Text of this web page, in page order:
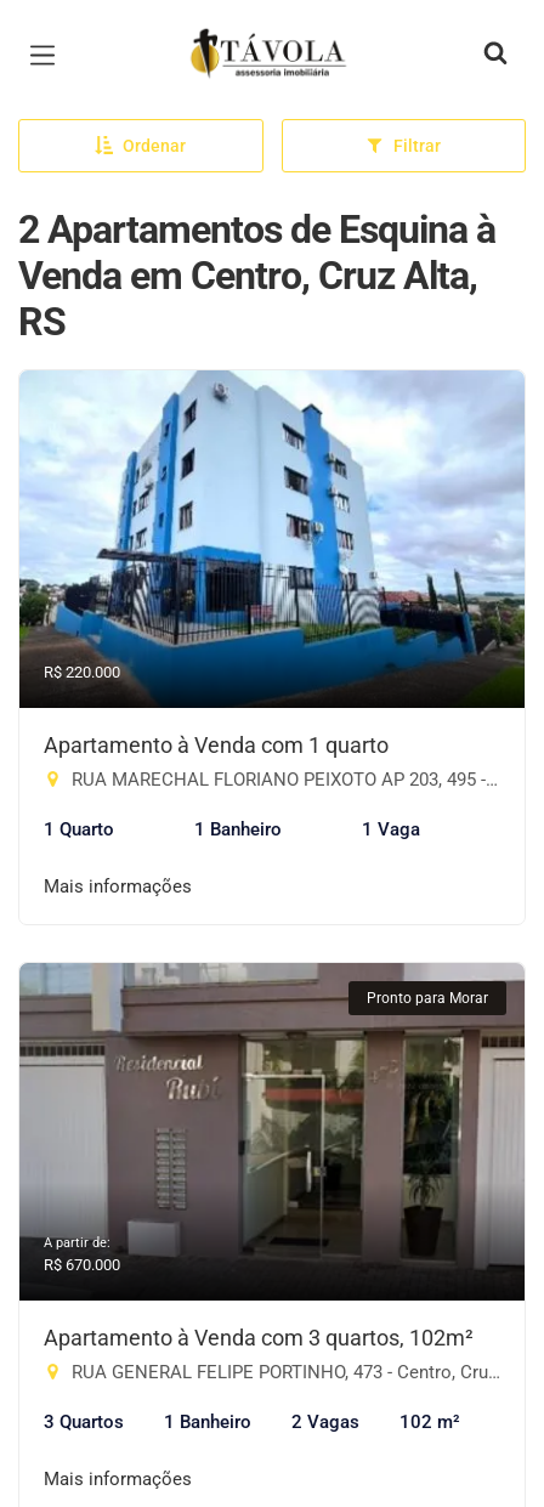
Página inicial
Ordenar Filtrar
2 Apartamentos de Esquina à
Venda em Centro, Cruz Alta,
RS
R$ 220.000
Apartamento à Venda com 1 quarto
RUA MARECHAL FLORIANO PEIXOTO AP 203, 495 - Centro, Cruz Alta-RS
1 Quarto 1 Banheiro 1 Vaga
Mais informações
Pronto para Morar
A partir de:
R$ 670.000
Apartamento à Venda com 3 quartos, 102m²
RUA GENERAL FELIPE PORTINHO, 473 - Centro, Cruz Alta-RS
3 Quartos 1 Banheiro 2 Vagas 102 m²
Mais informações